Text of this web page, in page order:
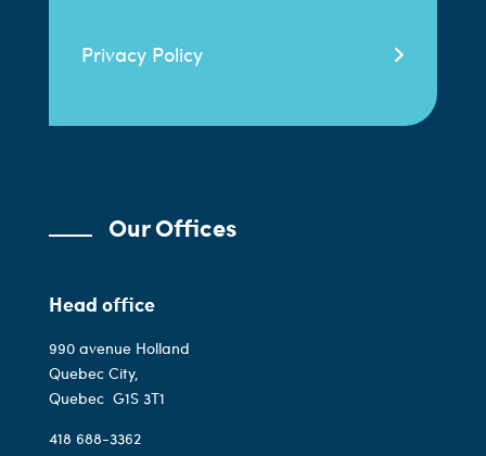
Privacy Policy
Our Offices
Head office
990 avenue Holland
Quebec City,
Quebec G1S 3T1
418 688-3362